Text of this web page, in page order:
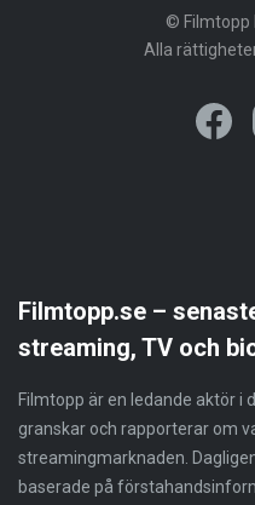
© Filmtopp
Alla
Filmtopp.se –
streaming, TV och
Filmtopp är en ledande aktör i
granskar och rapporterar om
streamingmarknaden.
baserade på